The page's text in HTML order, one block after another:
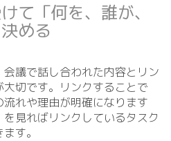
て「何を、誰が、
める
議で話し合われた内容とリン
切です。リンクすることで
れや理由が明確になります
見ればリンクしているタスク
す。